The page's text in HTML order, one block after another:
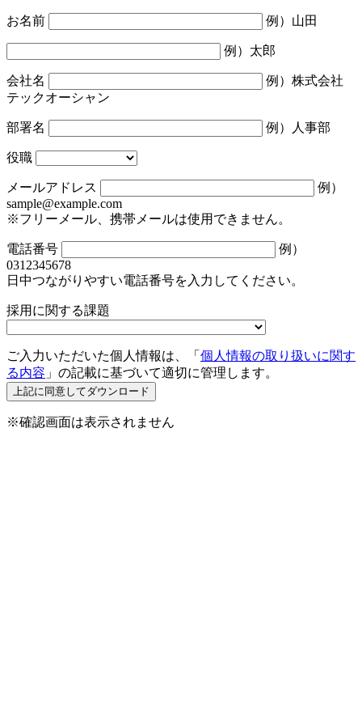
お名前 例）山田
例）太郎
会社名
例）株式会社
テックオーシャン
部署名 例）人事部
役職
メールアドレス
例）
sample@example.com
※フリーメール、携帯メールは使用できません。
電話番号
例）
0312345678
日中つながりやすい電話番号を入力してください。
採用に関する課題
ご入力いただいた個人情報は、「 個人情報の取り扱いに関す
る内容 」の記載に基づいて適切に管理します。
※確認画面は表示されません